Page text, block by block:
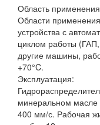
Область
Области
устройства с
циклом работы
другие машины,
+70°C.
Эксплуатация:
минеральном масле
400 мм/с. Рабочая